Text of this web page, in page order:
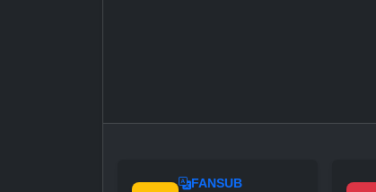
FANSUB